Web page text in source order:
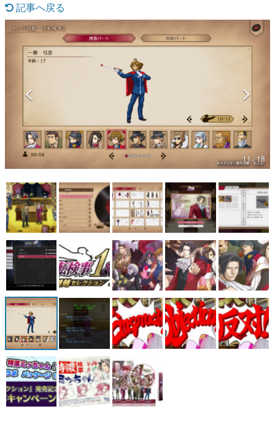
具体的な形から解き明かしていく、硬派で骨太な評論連載
です。
ゲームが変えた日本語
「経験値」「裏技」「ラスボス」… ゲームにまつわる言葉
の起源や用法の変遷を、コンピューター文化史研究家・タ
イニーP氏が徹底調査。
特集記事
マンガ
女性向け
アプリレビュー
その他
電ファミニコゲーマーとは？
運営：株式会社マレ
記事へ戻る
11 / 18